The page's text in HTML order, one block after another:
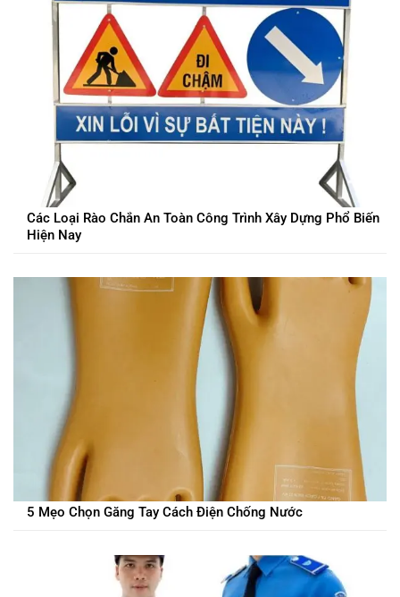
Các Loại Rào Chắn An Toàn Công Trình Xây Dựng Phổ Biến
Hiện Nay
5 Mẹo Chọn Găng Tay Cách Điện Chống Nước